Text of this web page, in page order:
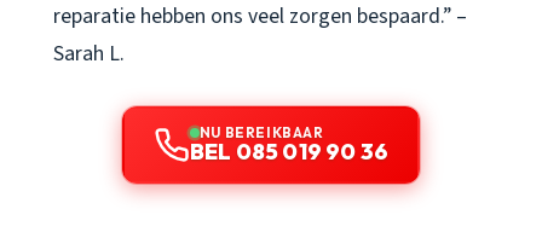
reparatie hebben ons veel zorgen bespaard.” –
Sarah L.
NU BEREIKBAAR
BEL 085 019 90 36